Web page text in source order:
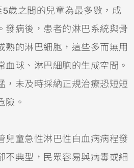
歲之間的兒童為最多數，成
發病後，患者的淋巴系統與骨
熟的淋巴細胞，這些多而無用
血球、淋巴細胞的生成空間。
，未及時採納正規治療恐短短
險。
兒童急性淋巴性白血病病程發
不典型，民眾容易與病毒或細